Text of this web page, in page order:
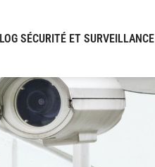
SÉCURITÉ ET SURVEILLANCE